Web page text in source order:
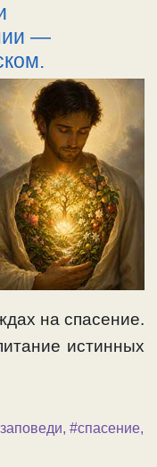
—
на спасение.
истинных
, #спасение,